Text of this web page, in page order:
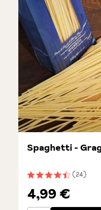
Durchschnittliche
(24)
Spaghetti -
4,99 €